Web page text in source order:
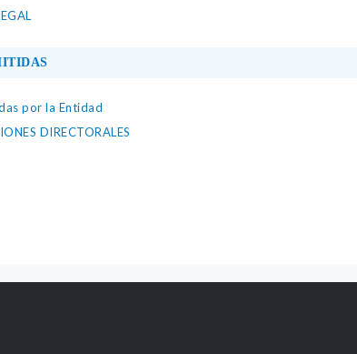
por la Entidad
DIRECTORALES